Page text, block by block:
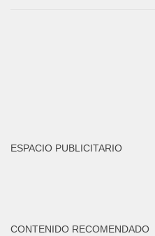
ESPACIO PUBLICITARIO
CONTENIDO RECOMENDADO